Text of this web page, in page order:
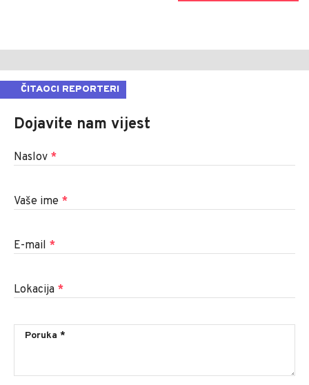
ČITAOCI REPORTERI
Dojavite nam vijest
Naslov *
Vaše ime *
E-mail *
Lokacija *